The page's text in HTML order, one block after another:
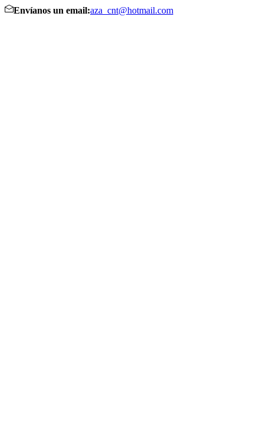
Envíanos un email:aza_cnt@hotmail.com